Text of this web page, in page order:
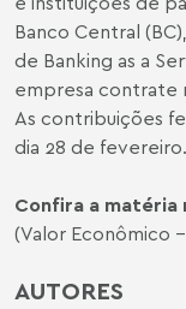
AUTORES
Banco Central
de Banking as a
empresa contrate
As contribuições
dia 28 de fevereiro.
Confira a matéria
(Valor Econômico